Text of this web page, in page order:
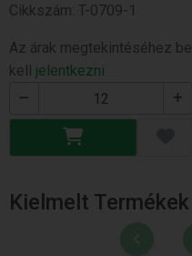
Cikkszám: T-0709-1
Az árak megtekintéséhez be
kell jelentkezni
Kielmelt Termékek